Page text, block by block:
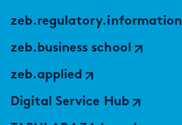
zeb.regulatory.information
zeb.business school
zeb.applied
Digital Service Hub